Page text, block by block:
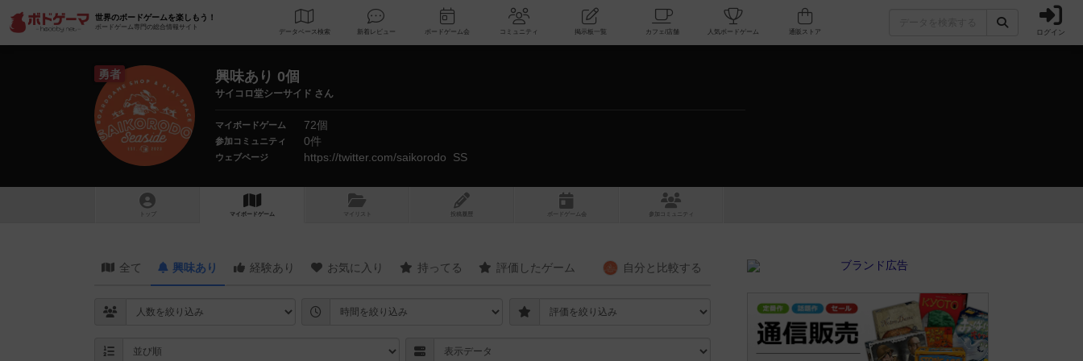
世界のボードゲームを楽しもう！
ボードゲーム専門の総合情報サイト
データベース 検索 新着レビュー ボードゲーム会 コミュニティ 掲示板一覧 カフェ/店舗 人気ボードゲーム ログイン
勇者 興味あり 0個
サイコロ堂シーサイド さん
マイボードゲーム 72個
参加コミュニティ 0件
ウェブページ https://twitter.com/saikorodo_SS
トップ マイボードゲーム マイリスト 投稿履歴 ボ ドゲ ーム コミュニティ
全て 興味あり 経験あり お気に入り 持ってる 評価したゲーム 自分と 比較する